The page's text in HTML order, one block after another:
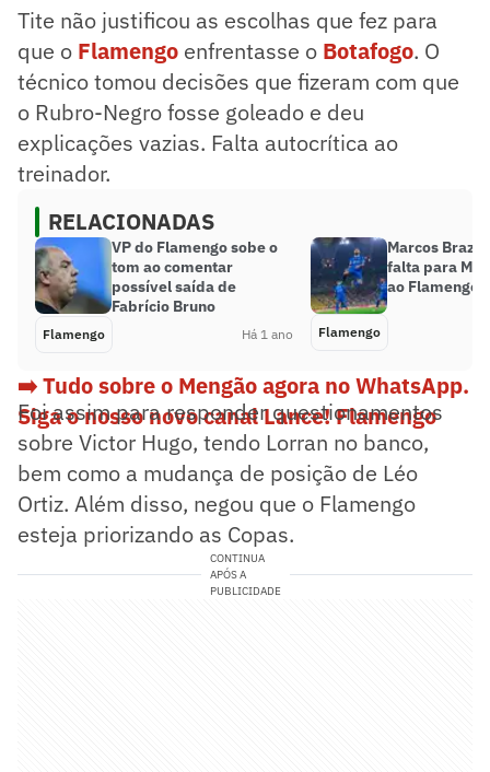
Tite não justificou as escolhas que fez para
que o Flamengo enfrentasse o Botafogo. O
técnico tomou decisões que fizeram com que
o Rubro-Negro fosse goleado e deu
explicações vazias. Falta autocrítica ao
treinador.
RELACIONADAS
VP do Flamengo sobe o
tom ao comentar
possível saída de
Fabrício Bruno
Flamengo Há 1 ano
Marcos Braz
falta para
ao Flamengo
Flamengo
➡️ Tudo sobre o Mengão agora no WhatsApp.
Siga o nosso novo canal Lance! Flamengo
Foi assim para responder questionamentos
sobre Victor Hugo, tendo Lorran no banco,
bem como a mudança de posição de Léo
Ortiz. Além disso, negou que o Flamengo
esteja priorizando as Copas.
CONTINUA
APÓS A
PUBLICIDADE